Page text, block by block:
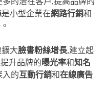
是小型企業在網路行銷和
大臉書粉絲增長,建立起
升品牌的曝光率和知名
入的互動行銷和在線廣告